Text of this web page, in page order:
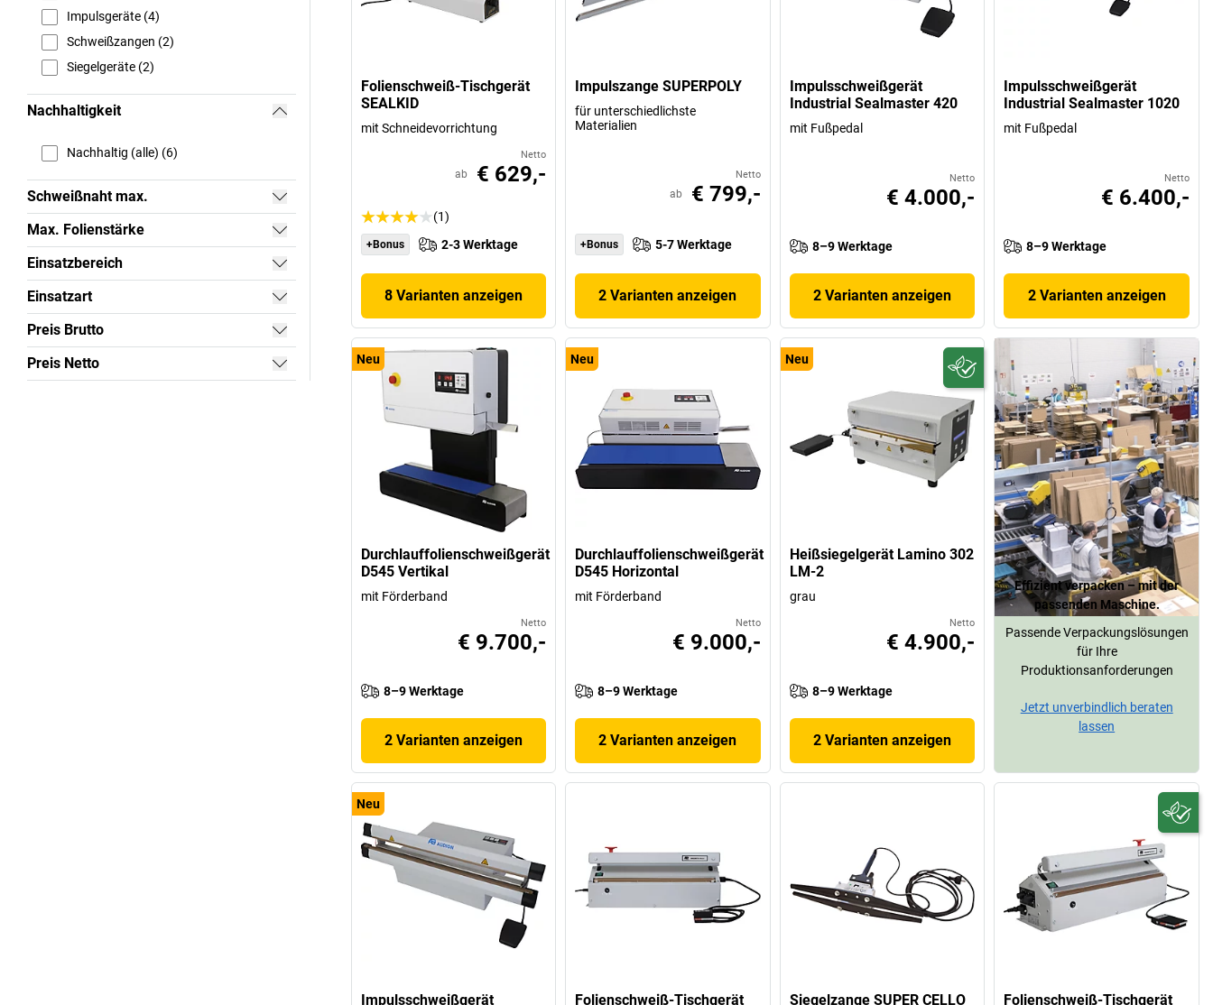
Impulsgeräte (4)
Schweißzangen (2)
Siegelgeräte (2)
Nachhaltigkeit
Nachhaltig (alle) (6)
Schweißnaht max.
Max. Folienstärke
Einsatzbereich
Einsatzart
Preis Brutto
Preis Netto
Folienschweiß-Tischgerät
SEALKID
mit Schneidevorrichtung
Netto
ab € 629,-
(1)
+Bonus 2-3 Werktage
8 Varianten anzeigen
Impulszange SUPERPOLY
für unterschiedlichste
Materialien
Netto
ab € 799,-
+Bonus 5-7 Werktage
2 Varianten anzeigen
Impulsschweißgerät
Industrial Sealmaster 420
mit Fußpedal
Netto
€ 4.000,-
8–9 Werktage
2 Varianten anzeigen
Impulsschweißgerät
Industrial Sealmaster 1020
mit Fußpedal
Netto
€ 6.400,-
8–9 Werktage
2 Varianten anzeigen
Neu
Durchlauffolienschweißgerät
D545 Vertikal
mit Förderband
Netto
€ 9.700,-
8–9 Werktage
2 Varianten anzeigen
Neu
Durchlauffolienschweißgerät
D545 Horizontal
mit Förderband
Netto
€ 9.000,-
8–9 Werktage
2 Varianten anzeigen
Neu
Heißsiegelgerät Lamino 302
LM-2
grau
Netto
€ 4.900,-
8–9 Werktage
2 Varianten anzeigen
Neu
Impulsschweißgerät
Folienschweiß-Tischgerät
Siegelzange SUPER CELLO
Folienschweiß-Tischgerät
Effizient verpacken – mit der
passenden Maschine.
Passende Verpackungslösungen
für Ihre
Produktionsanforderungen
Jetzt unverbindlich beraten
lassen